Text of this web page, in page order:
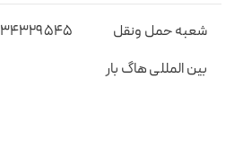
شعبه حمل ونقل
بین المللی هاگ بار
۳۴۳۲۹۵۴۵